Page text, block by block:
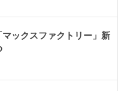
マックスファクトリー」新